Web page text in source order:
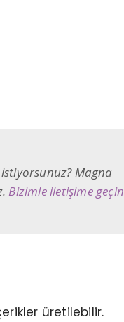
Magna
Bizimle iletişime geçin
üretilebilir.